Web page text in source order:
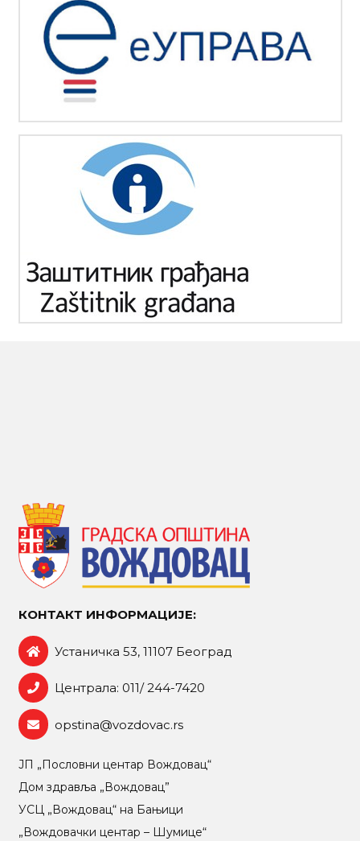
КОНТАКТ ИНФОРМАЦИЈЕ:
Устаничка 53, 11107 Београд
Централа: 011/ 244-7420
opstina@vozdovac.rs
ЈП „Пословни центар Вождовац“
Дом здравља „Вождовац”
УСЦ „Вождовац“ на Бањици
„Вождовачки центар – Шумице“